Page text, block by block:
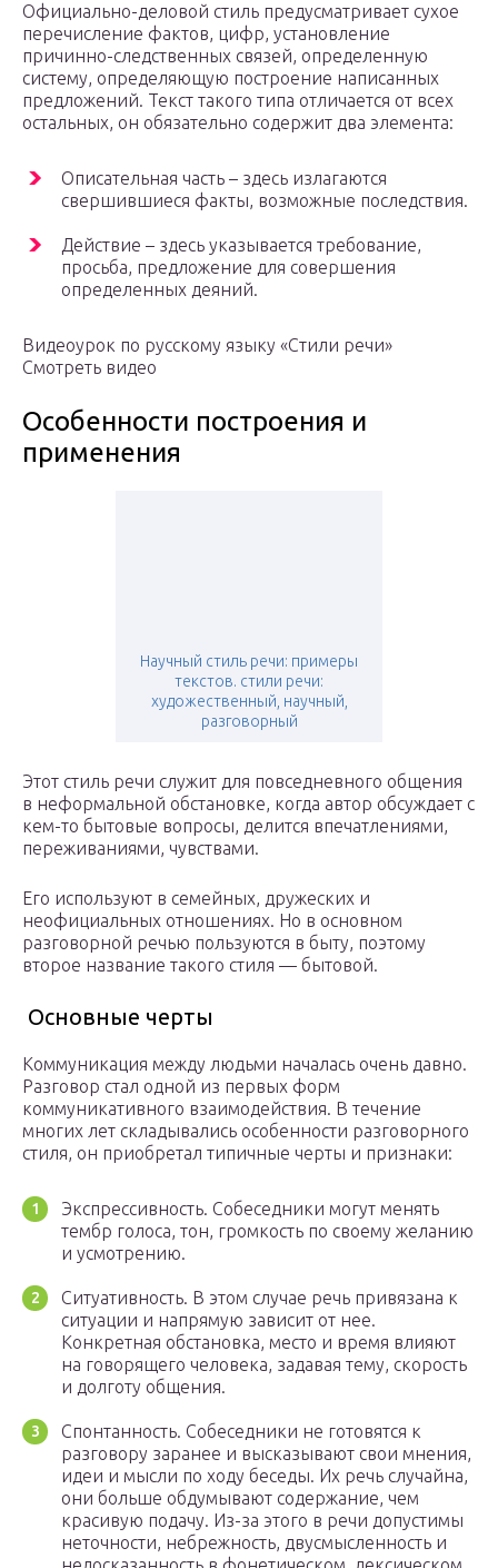
Официально-деловой стиль предусматривает сухое
перечисление фактов, цифр, установление
причинно-следственных связей, определенную
систему, определяющую построение написанных
предложений. Текст такого типа отличается от всех
остальных, он обязательно содержит два элемента:
Описательная часть – здесь излагаются
свершившиеся факты, возможные последствия.
Действие – здесь указывается требование,
просьба, предложение для совершения
определенных деяний.
Видеоурок по русскому языку «Стили речи»
Смотреть видео
Особенности построения и
применения
Научный стиль речи: примеры
текстов. стили речи:
художественный, научный,
разговорный
Этот стиль речи служит для повседневного общения
в неформальной обстановке, когда автор обсуждает с
кем-то бытовые вопросы, делится впечатлениями,
переживаниями, чувствами.
Его используют в семейных, дружеских и
неофициальных отношениях. Но в основном
разговорной речью пользуются в быту, поэтому
второе название такого стиля — бытовой.
Основные черты
Коммуникация между людьми началась очень давно.
Разговор стал одной из первых форм
коммуникативного взаимодействия. В течение
многих лет складывались особенности разговорного
стиля, он приобретал типичные черты и признаки:
Экспрессивность. Собеседники могут менять
тембр голоса, тон, громкость по своему желанию
и усмотрению.
Ситуативность. В этом случае речь привязана к
ситуации и напрямую зависит от нее.
Конкретная обстановка, место и время влияют
на говорящего человека, задавая тему, скорость
и долготу общения.
Спонтанность. Собеседники не готовятся к
разговору заранее и высказывают свои мнения,
идеи и мысли по ходу беседы. Их речь случайна,
они больше обдумывают содержание, чем
красивую подачу. Из-за этого в речи допустимы
неточности, небрежность, двусмысленность и